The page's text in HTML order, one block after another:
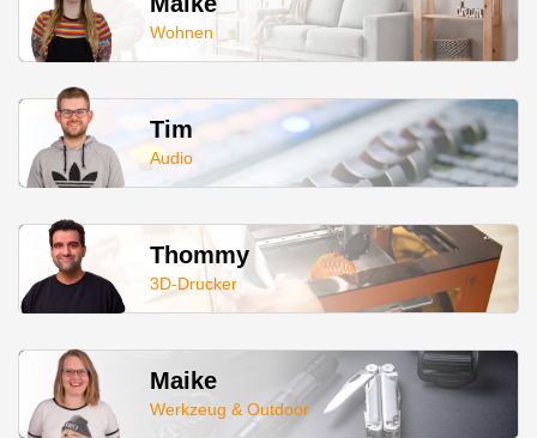
Wohnen
Tim
Audio
Thommy
3D-Drucker
Maike
Werkzeug & Outdoor